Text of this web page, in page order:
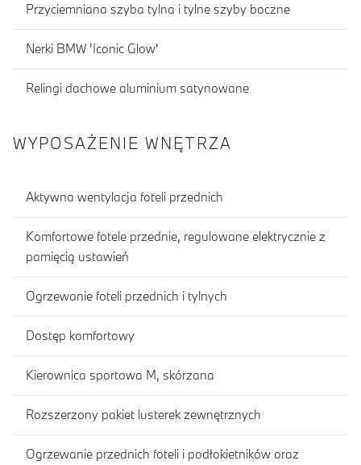
Przyciemniana szyba tylna i tylne szyby boczne
Nerki BMW 'Iconic Glow'
Relingi dachowe aluminium satynowane
WYPOSAŻENIE WNĘTRZA
Aktywna wentylacja foteli przednich
Komfortowe fotele przednie, regulowane elektrycznie z
pamięcią ustawień
Ogrzewanie foteli przednich i tylnych
Dostęp komfortowy
Kierownica sportowa M, skórzana
Rozszerzony pakiet lusterek zewnętrznych
Ogrzewanie przednich foteli i podłokietników oraz